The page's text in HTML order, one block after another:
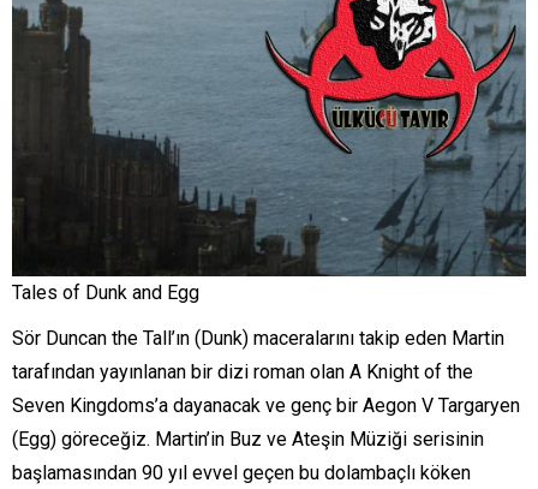
Tales of Dunk and Egg
Sör Duncan the Tall’ın (Dunk) maceralarını takip eden Martin
tarafından yayınlanan bir dizi roman olan A Knight of the
Seven Kingdoms’a dayanacak ve genç bir Aegon V Targaryen
(Egg) göreceğiz. Martin’in Buz ve Ateşin Müziği serisinin
başlamasından 90 yıl evvel geçen bu dolambaçlı köken